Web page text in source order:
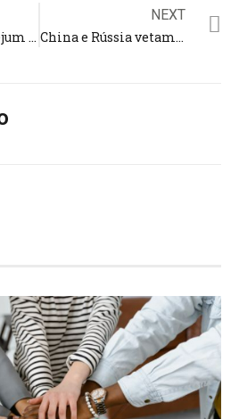
Judeus fazem ‘Jejum de Ester’ e oram por reféns no Muro das Lamentações; 130 ainda estão sequestrados pelo Hamas
NEXT
China e Rússia vetam resolução de cessar-fogo dos EUA na Faixa de Gaza e grupo terrorista Hamas agradece ato